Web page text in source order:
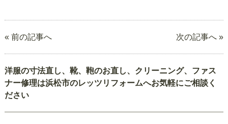
« 前の記事へ 次の記事へ »
洋服の寸法直し、靴、鞄のお直し、クリーニング、ファス
ナー修理は浜松市のレッツリフォームへお気軽にご相談く
ださい